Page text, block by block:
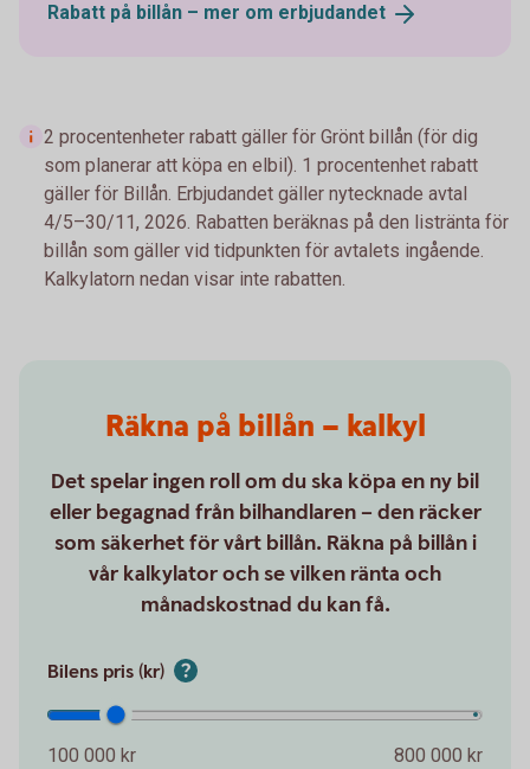
Rabatt på billån – mer om erbjudandet
2 procentenheter rabatt gäller för Grönt billån (för dig
som planerar att köpa en elbil). 1 procentenhet rabatt
gäller för Billån. Erbjudandet gäller nytecknade avtal
4/5–30/11, 2026. Rabatten beräknas på den listränta för
billån som gäller vid tidpunkten för avtalets ingående.
Kalkylatorn nedan visar inte rabatten.
Räkna på billån – kalkyl
Det spelar ingen roll om du ska köpa en ny bil
eller begagnad från bilhandlaren – den räcker
som säkerhet för vårt billån. Räkna på billån i
vår kalkylator och se vilken ränta och
månadskostnad du kan få.
Bilens pris (kr)
100 000 kr 800 000 kr